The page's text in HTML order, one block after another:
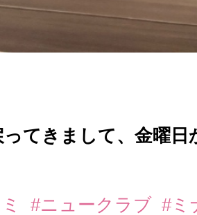
てきまして、金曜日
#ニュークラブ #ミ